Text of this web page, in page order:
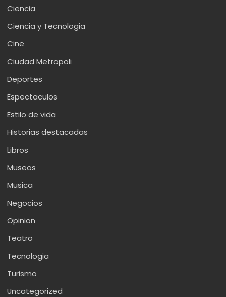
Ciencia
Ciencia y Tecnologia
Cine
Ciudad Metropoli
Deportes
Espectaculos
Estilo de vida
Historias destacadas
Libros
Museos
Musica
Negocios
Opinion
Teatro
Tecnologia
Turismo
Uncategorized